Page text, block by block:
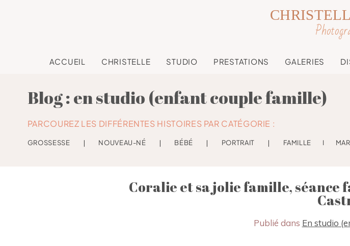
ACCUEIL CHRISTELLE STUDIO PRESTATIONS GALERIES
Blog : en studio (enfant couple famille)
PARCOUREZ LES DIFFÉRENTES HISTOIRES PAR CATÉGORIE :
GROSSESSE ❘ NOUVEAU-NÉ ❘ BÉBÉ ❘ PORTRAIT ❘ FAMILLE I
Coralie et sa jolie famille, séance
Publié dans En studio